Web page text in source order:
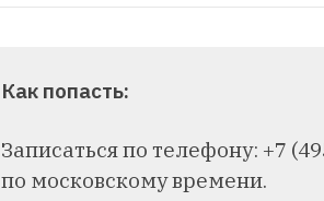
Как попасть:
Записаться по телефону: +7
по московскому времени.